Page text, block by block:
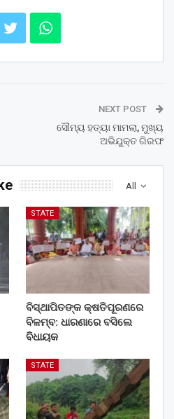
NEXT POST
ସୌମ୍ୟ ହତ୍ୟା ମାମଲା, ମୁଖ୍ୟ
ଅଭିଯୁକ୍ତ ଗିରଫ
All
STATE
ବିସ୍ଥାପିତଙ୍କ କ୍ଷତିପୂରଣରେ
ବିଳମ୍ବ: ଧାରଣାରେ ବସିଲେ
ବିଧାୟକ
STATE